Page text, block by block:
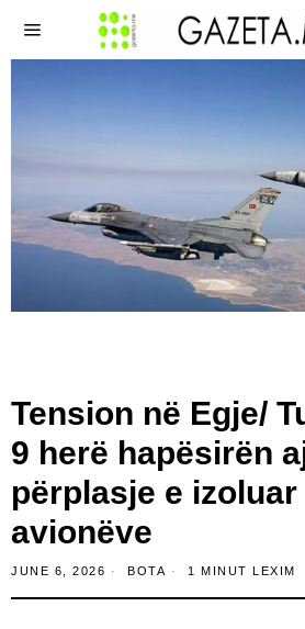
Tension në Egje/
9 herë hapësirën
përplasje e izoluar
avionëve
JUNE 6, 2026 BOTA 1 MINUT LEXIM